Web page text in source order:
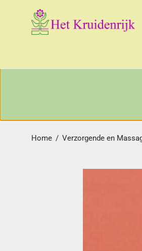
Home / Verzorgende en